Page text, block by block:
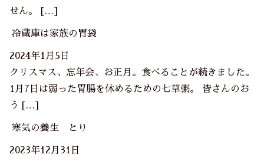
せん。 […]
冷蔵庫は家族の胃袋
2024年1月5日
クリスマス、忘年会、お正月。食べることが続きました。
1月7日は弱った胃腸を休めるための七草粥。 皆さんのお
う […]
寒気の養生 とり
2023年12月31日